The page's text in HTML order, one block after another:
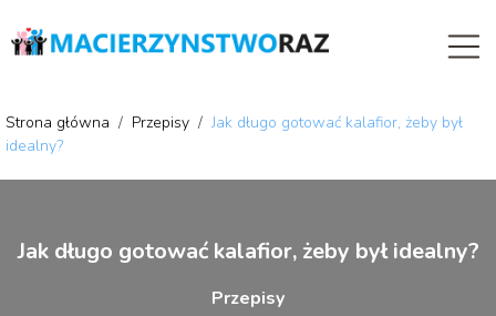
Strona główna / Przepisy /Jak długo gotować kalafior, żeby był
idealny?
Jak długo gotować kalafior, żeby był idealny?
Przepisy